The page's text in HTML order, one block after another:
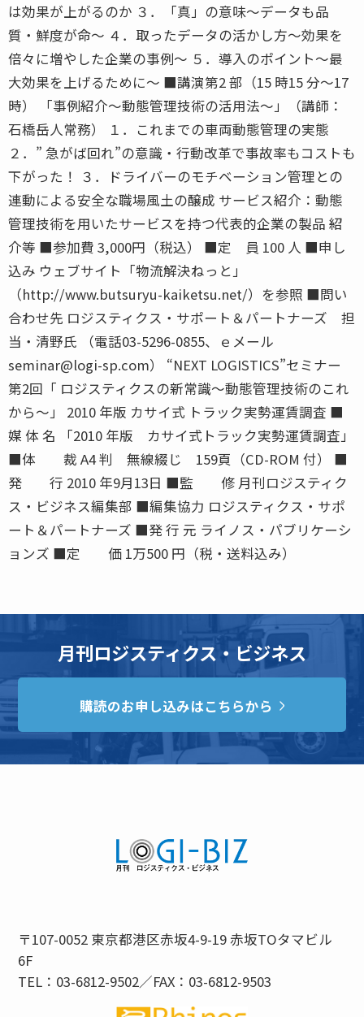
は効果が上がるのか ３．「真」の意味〜データも品
質・鮮度が命〜 ４．取ったデータの活かし方〜効果を
倍々に増やした企業の事例〜 ５．導入のポイント〜最
大効果を上げるために〜 ■講演第2 部（15 時15 分〜17
時） 「事例紹介〜動態管理技術の活用法〜」（講師：
石橋岳人常務） １．これまでの車両動態管理の実態
２．” 急がば回れ”の意識・行動改革で事故率もコストも
下がった！ ３．ドライバーのモチベーション管理との
連動による安全な職場風土の醸成 サービス紹介：動態
管理技術を用いたサービスを持つ代表的企業の製品 紹
介等 ■参加費 3,000円（税込） ■定 員 100 人 ■申し
込み ウェブサイト「物流解決ねっと」
（http://www.butsuryu-kaiketsu.net/）を参照 ■問い
合わせ先 ロジスティクス・サポート＆パートナーズ 担
当・清野氏 （電話03-5296-0855、ｅメール
seminar@logi-sp.com） “NEXT LOGISTICS”セミナー
第2回「 ロジスティクスの新常識〜動態管理技術のこれ
から〜」 2010 年版 カサイ式 トラック実勢運賃調査 ■
媒 体 名 「2010 年版 カサイ式トラック実勢運賃調査」
■体 裁 A4 判 無線綴じ 159頁（CD-ROM 付） ■
発 行 2010 年9月13日 ■監 修 月刊ロジスティク
ス・ビジネス編集部 ■編集協力 ロジスティクス・サポ
ート＆パートナーズ ■発 行 元 ライノス・パブリケーシ
ョンズ ■定 価 1万500 円（税・送料込み）
月刊ロジスティクス・ビジネス
購読のお申し込みはこちらから
〒107-0052 東京都港区赤坂4-9-19 赤坂TOタマビル
6F
TEL：03-6812-9502／FAX：03-6812-9503